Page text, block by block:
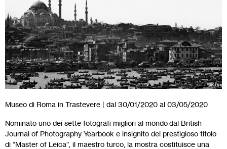
Museo di Roma in Trastevere | dal 30/01/2020 al 03/05/2020
Nominato uno dei sette fotografi migliori al mondo dal British
Journal of Photography Yearbook e insignito del prestigioso titolo
di “Master of Leica”, il maestro turco, la mostra costituisce una